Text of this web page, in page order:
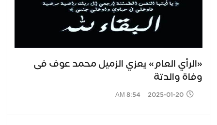
«الرأي العام» يعزي الزميل محمد عوف فى
وفاة والدتة
2025-01-20 8:54 AM